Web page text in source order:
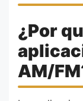
¿Por
AM/